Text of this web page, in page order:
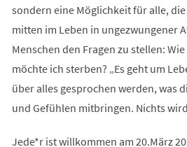
sondern eine Möglichkeit für alle,
mitten im Leben in ungezwungener
Menschen den Fragen zu stellen:
möchte ich sterben? „Es geht um
über alles gesprochen werden, was
und Gefühlen mitbringen. Nichts
Jede*r ist willkommen am 20.März